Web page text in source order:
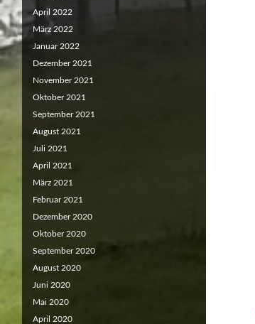
April 2022
März 2022
Januar 2022
Dezember 2021
November 2021
Oktober 2021
September 2021
August 2021
Juli 2021
April 2021
März 2021
Februar 2021
Dezember 2020
Oktober 2020
September 2020
August 2020
Juni 2020
Mai 2020
April 2020